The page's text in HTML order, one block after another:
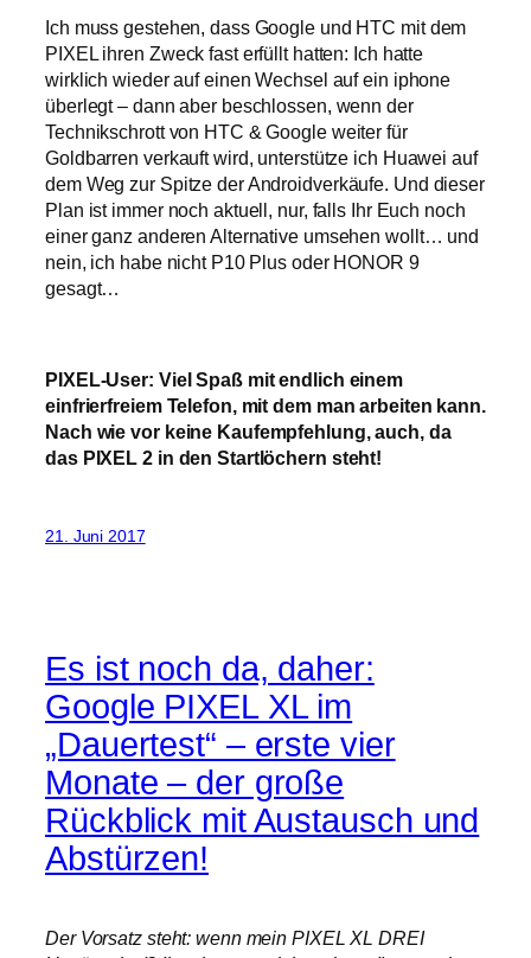
Ich muss gestehen, dass Google und HTC mit dem
PIXEL ihren Zweck fast erfüllt hatten: Ich hatte
wirklich wieder auf einen Wechsel auf ein iphone
überlegt – dann aber beschlossen, wenn der
Technikschrott von HTC & Google weiter für
Goldbarren verkauft wird, unterstütze ich Huawei auf
dem Weg zur Spitze der Androidverkäufe. Und dieser
Plan ist immer noch aktuell, nur, falls Ihr Euch noch
einer ganz anderen Alternative umsehen wollt… und
nein, ich habe nicht P10 Plus oder HONOR 9
gesagt…
PIXEL-User: Viel Spaß mit endlich einem
einfrierfreiem Telefon, mit dem man arbeiten kann.
Nach wie vor keine Kaufempfehlung, auch, da
das PIXEL 2 in den Startlöchern steht!
21. Juni 2017
Es ist noch da, daher:
Google PIXEL XL im
„Dauertest“ – erste vier
Monate – der große
Rückblick mit Austausch und
Abstürzen!
Der Vorsatz steht: wenn mein PIXEL XL DREI